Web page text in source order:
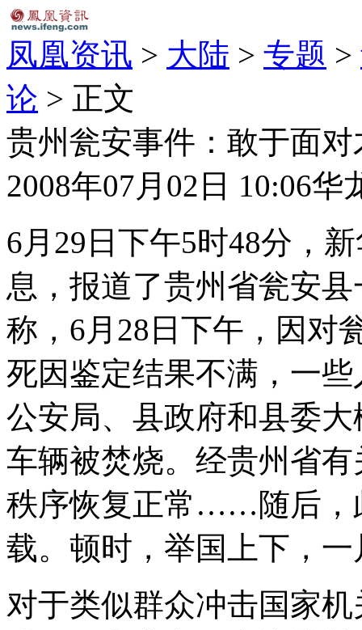
凤凰资讯 > 大陆 > 专题 >
论 > 正文
贵州瓮安事件：敢于面
2008年07月02日 10:06华
6月29日下午5时48分，
息，报道了贵州省瓮安
称，6月28日下午，因对
死因鉴定结果不满，一
公安局、县政府和县委
车辆被焚烧。经贵州省
秩序恢复正常……随后，
载。顿时，举国上下，
对于类似群众冲击国家